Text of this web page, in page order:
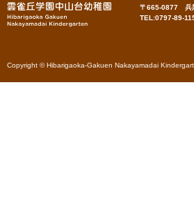
〒665-0877 兵
TEL:0797-89-
Copyright © Hibarigaoka-Gakuen Nakayamadai